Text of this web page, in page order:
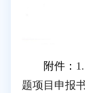
附件：
题项目申报